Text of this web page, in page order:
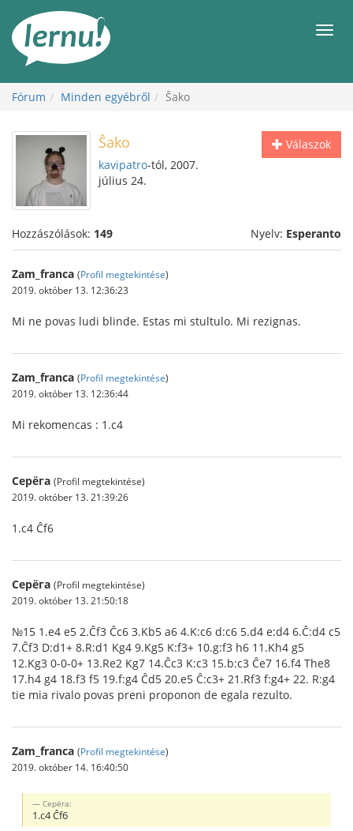
Fórum Minden egyébről Ŝako
Válaszok
Ŝako
kavipatro-tól, 2007.
július 24.
Hozzászólások: 149 Nyelv: Esperanto
Zam_franca (Profil megtekintése)
2019. október 13. 12:36:23
Mi ne povas ludi blinde. Estas mi stultulo. Mi rezignas.
Zam_franca (Profil megtekintése)
2019. október 13. 12:36:44
Mi rekomencas : 1.c4
Серёга (Profil megtekintése)
2019. október 13. 21:39:26
1.c4 Ĉf6
Серёга (Profil megtekintése)
2019. október 13. 21:50:18
№15 1.e4 e5 2.Ĉf3 Ĉc6 3.Kb5 a6 4.K:c6 d:c6 5.d4 e:d4 6.Ĉ:d4 c5
7.Ĉf3 D:d1+ 8.R:d1 Kg4 9.Kg5 K:f3+ 10.g:f3 h6 11.Kh4 g5
12.Kg3 0-0-0+ 13.Re2 Kg7 14.Ĉc3 K:c3 15.b:c3 Ĉe7 16.f4 The8
17.h4 g4 18.f3 f5 19.f:g4 Ĉd5 20.e5 Ĉ:c3+ 21.Rf3 f:g4+ 22. R:g4
tie mia rivalo povas preni proponon de egala rezulto.
Zam_franca (Profil megtekintése)
2019. október 14. 16:40:50
Серёга:
1.c4 Ĉf6